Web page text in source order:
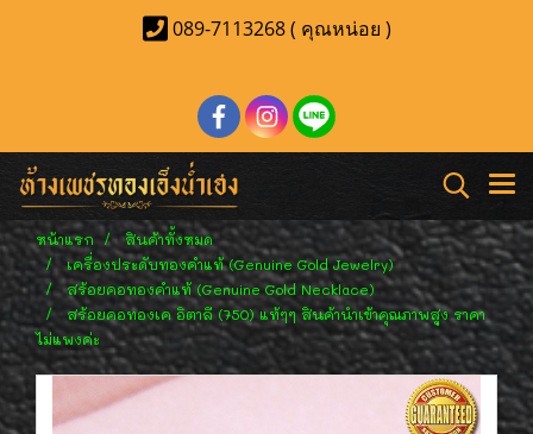
089-7113268 ( คุณหน่อย )
หน้าแรก
สินค้าทั้งหมด
เครื่องประดับทองคำแท้ (Genuine Gold Jewelry)
สร้อยคอทองคำแท้ (Genuine Gold Necklace)
สร้อยคอทองเค อิตาลี (750) แท้ๆๆ สินค้านำเข้าคุณภาพสูง ราคา
ไม่แพงค่ะ